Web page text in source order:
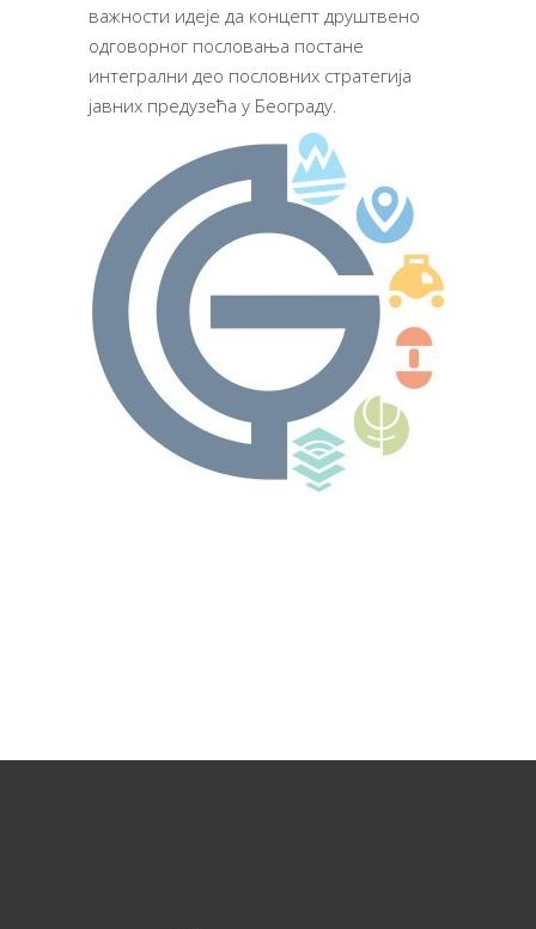
важности идеје да концепт друштвено
одговорног пословања постане
интегрални део пословних стратегија
јавних предузећа у Београду.